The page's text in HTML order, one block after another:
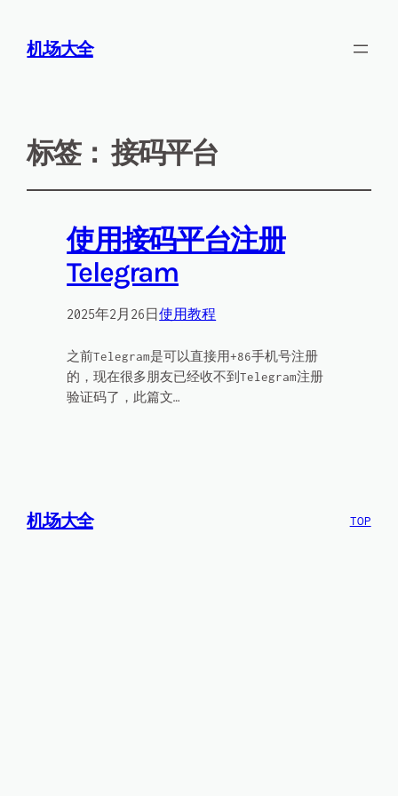
机场大全
标签：接码平台
使用接码平台注册
Telegram
2025年2月26日使用教程
之前Telegram是可以直接用+86手机号注册
的，现在很多朋友已经收不到Telegram注册
验证码了，此篇文…
机场大全 TOP